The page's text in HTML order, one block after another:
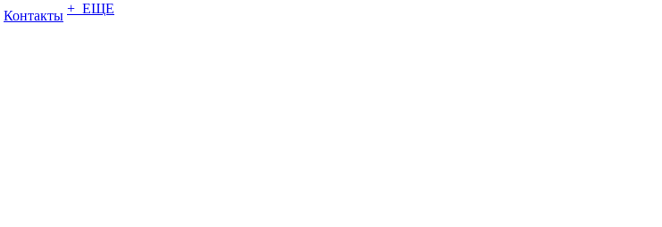
Контакты + ЕЩЕ